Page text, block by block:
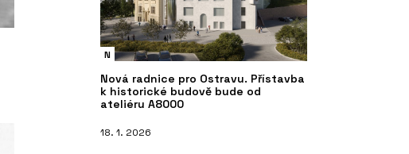
N
Nová radnice pro Ostravu. Přístavba
k historické budově bude od
ateliéru A8000
18. 1. 2026